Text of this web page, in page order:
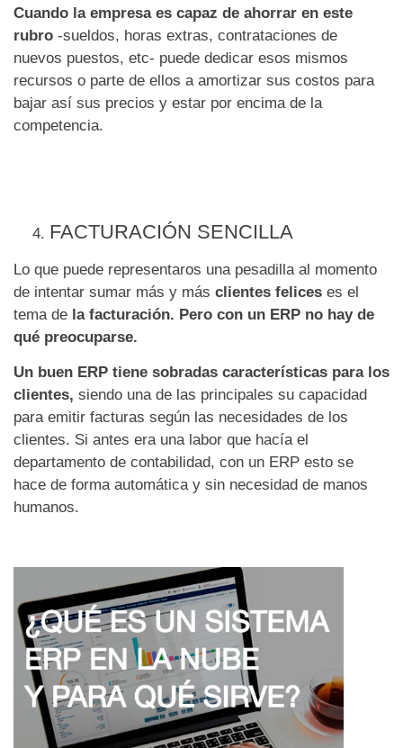
Cuando la empresa es capaz de ahorrar en este
rubro -sueldos, horas extras, contrataciones de
nuevos puestos, etc- puede dedicar esos mismos
recursos o parte de ellos a amortizar sus costos para
bajar así sus precios y estar por encima de la
competencia.
FACTURACIÓN SENCILLA
Lo que puede representaros una pesadilla al momento
de intentar sumar más y más clientes felices es el
tema de la facturación. Pero con un ERP no hay de
qué preocuparse.
Un buen ERP tiene sobradas características para los
clientes, siendo una de las principales su capacidad
para emitir facturas según las necesidades de los
clientes. Si antes era una labor que hacía el
departamento de contabilidad, con un ERP esto se
hace de forma automática y sin necesidad de manos
humanos.